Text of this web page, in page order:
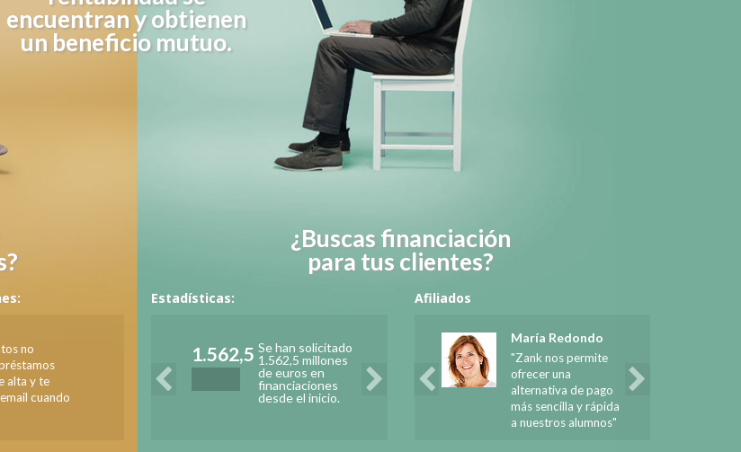
encuentran y obtienen
un beneficio mutuo.
¿Buscas financiación
para tus clientes?
no
alta y te
cuando
Estadísticas:
1.562,5 Se han solicitado
1.562,5 millones
de euros en
financiaciones
desde el inicio.
Afiliados
María Redondo
"Zank nos permite
ofrecer una
alternativa de pago
más sencilla y rápida
a nuestros alumnos"